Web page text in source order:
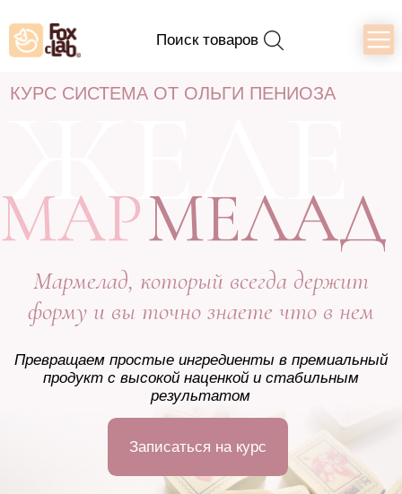
Поиск товаров
ЖЕЛЕ
Мармелад, который всегда держит
форму и вы точно знаете что в нем
продукт с высокой наценкой и стабильным
результатом
Записаться на курс